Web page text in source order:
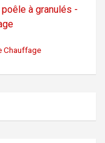
à granulés -
Chauffage